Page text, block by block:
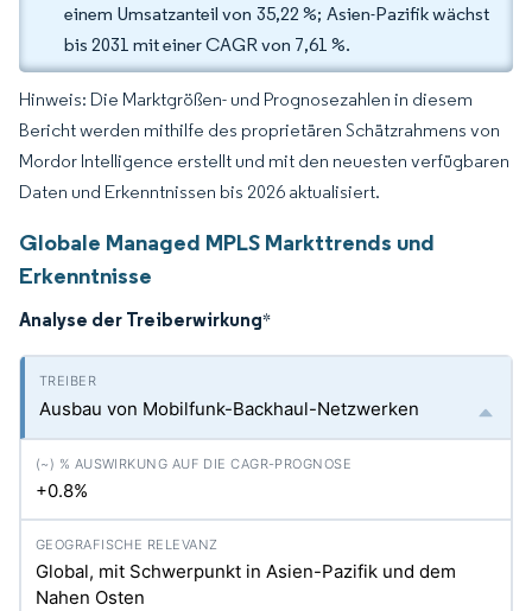
einem Umsatzanteil von 35,22 %; Asien-Pazifik wächst
bis 2031 mit einer CAGR von 7,61 %.
Hinweis: Die Marktgrößen- und Prognosezahlen in diesem
Bericht werden mithilfe des proprietären Schätzrahmens von
Mordor Intelligence erstellt und mit den neuesten verfügbaren
Daten und Erkenntnissen bis 2026 aktualisiert.
Globale Managed MPLS Markttrends und
Erkenntnisse
Analyse der Treiberwirkung*
Ausbau von Mobilfunk-Backhaul-Netzwerken
+0.8%
Global, mit Schwerpunkt in Asien-Pazifik und dem
Nahen Osten